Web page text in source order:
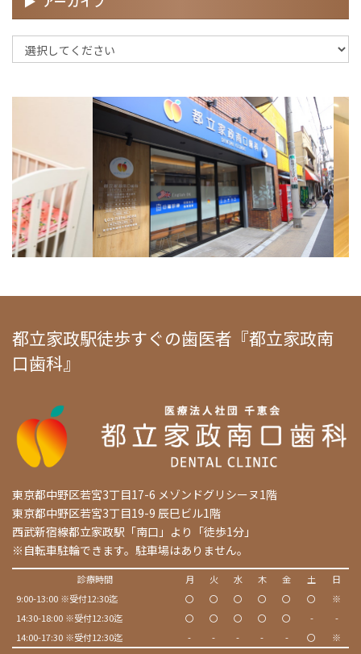
都立家政駅徒歩すぐの歯医者『都立家政南
口歯科』
東京都中野区若宮3丁目17-6 メゾンドグリシーヌ1階
東京都中野区若宮3丁目19-9 辰巳ビル1階
西武新宿線都立家政駅「南口」より「徒歩1分」
※自転車駐輪できます。駐車場はありません。
診療時間 月 火 水 木 金 土
日
9:00-13:00 ※受付12:30迄
〇 〇 〇 〇 〇 〇
※
14:30-18:00 ※受付12:30迄
〇 〇 〇 〇 〇 -
-
14:00-17:30 ※受付12:30迄
- - - - - 〇 ※